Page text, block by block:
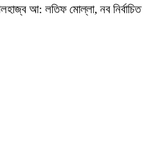
আ: লতিফ মোল্লা, নব